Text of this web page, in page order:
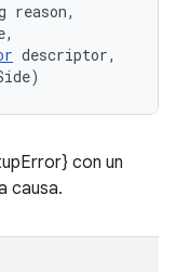
reason,
descriptor,
con un
causa.